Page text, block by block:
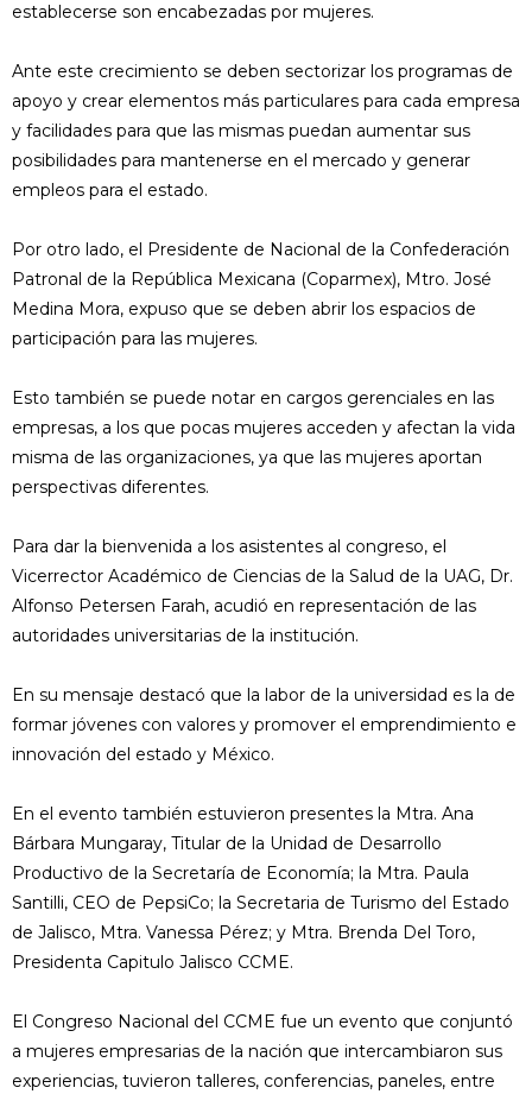
establecerse son encabezadas por mujeres.
Ante este crecimiento se deben sectorizar los programas de
apoyo y crear elementos más particulares para cada empresa
y facilidades para que las mismas puedan aumentar sus
posibilidades para mantenerse en el mercado y generar
empleos para el estado.
Por otro lado, el Presidente de Nacional de la Confederación
Patronal de la República Mexicana (Coparmex), Mtro. José
Medina Mora, expuso que se deben abrir los espacios de
participación para las mujeres.
Esto también se puede notar en cargos gerenciales en las
empresas, a los que pocas mujeres acceden y afectan la vida
misma de las organizaciones, ya que las mujeres aportan
perspectivas diferentes.
Para dar la bienvenida a los asistentes al congreso, el
Vicerrector Académico de Ciencias de la Salud de la UAG, Dr.
Alfonso Petersen Farah, acudió en representación de las
autoridades universitarias de la institución.
En su mensaje destacó que la labor de la universidad es la de
formar jóvenes con valores y promover el emprendimiento e
innovación del estado y México.
En el evento también estuvieron presentes la Mtra. Ana
Bárbara Mungaray, Titular de la Unidad de Desarrollo
Productivo de la Secretaría de Economía; la Mtra. Paula
Santilli, CEO de PepsiCo; la Secretaria de Turismo del Estado
de Jalisco, Mtra. Vanessa Pérez; y Mtra. Brenda Del Toro,
Presidenta Capitulo Jalisco CCME.
El Congreso Nacional del CCME fue un evento que conjuntó
a mujeres empresarias de la nación que intercambiaron sus
experiencias, tuvieron talleres, conferencias, paneles, entre